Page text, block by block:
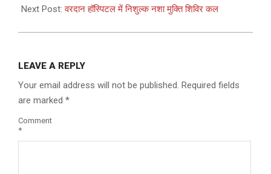
Next Post:वरदान हॉस्पिटल में निशुल्क नशा मुक्ति शिविर कल
LEAVE A REPLY
Your email address will not be published. Required fields
are marked *
Comment
*